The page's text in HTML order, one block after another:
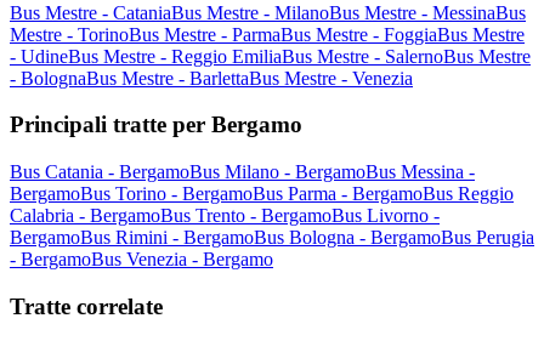
Bus Mestre - CataniaBus Mestre - MilanoBus Mestre - MessinaBus
Mestre - TorinoBus Mestre - ParmaBus Mestre - FoggiaBus Mestre
- UdineBus Mestre - Reggio EmiliaBus Mestre - SalernoBus Mestre
- BolognaBus Mestre - BarlettaBus Mestre - Venezia
Principali tratte per Bergamo
Bus Catania - BergamoBus Milano - BergamoBus Messina -
BergamoBus Torino - BergamoBus Parma - BergamoBus Reggio
Calabria - BergamoBus Trento - BergamoBus Livorno -
BergamoBus Rimini - BergamoBus Bologna - BergamoBus Perugia
- BergamoBus Venezia - Bergamo
Tratte correlate